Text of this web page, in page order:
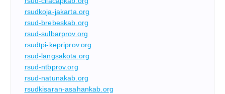
rsudkoja-jakarta.org
rsud-brebeskab.org
rsud-sulbarprov.org
rsudtpi-kepriprov.org
rsud-langsakota.org
rsud-ntbprov.org
rsud-natunakab.org
rsudkisaran-asahankab.org